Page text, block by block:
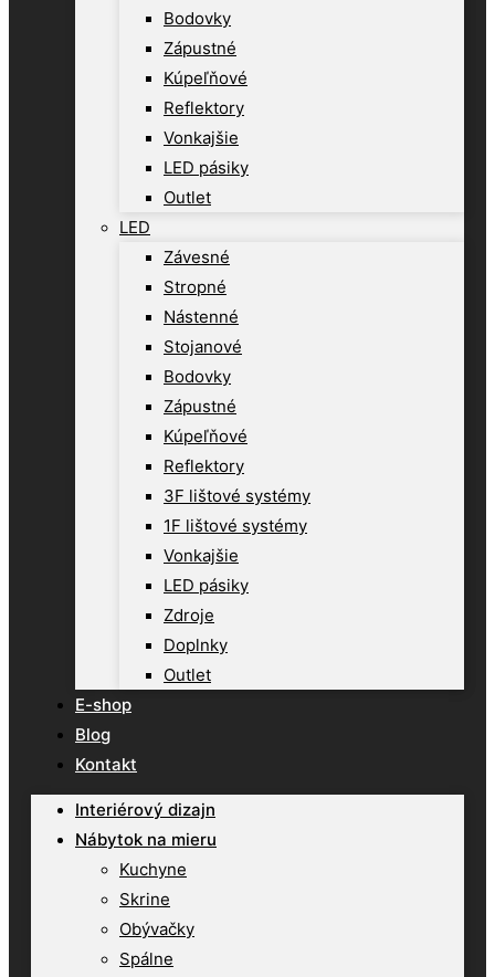
Bodovky
Zápustné
Kúpeľňové
Reflektory
Vonkajšie
LED pásiky
Outlet
LED
Závesné
Stropné
Nástenné
Stojanové
Bodovky
Zápustné
Kúpeľňové
Reflektory
3F lištové systémy
1F lištové systémy
Vonkajšie
LED pásiky
Zdroje
Doplnky
Outlet
E-shop
Blog
Kontakt
Interiérový dizajn
Nábytok na mieru
Kuchyne
Skrine
Obývačky
Spálne